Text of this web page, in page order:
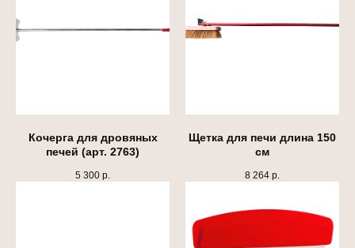
Кочерга для дровяных
печей (арт. 2763)
5 300 р.
Щетка для печи длина 150
см
8 264 р.
Ремонт и замена пода
Блог